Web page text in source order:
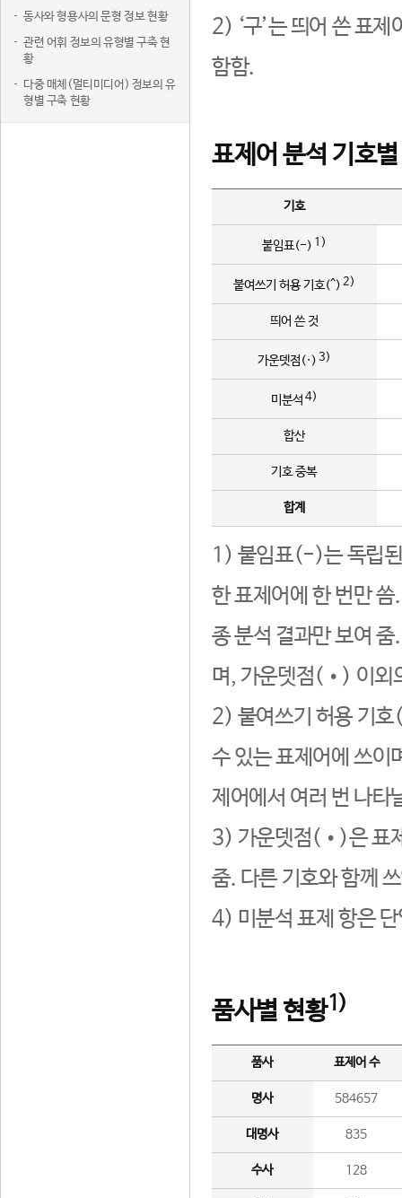
동사와 형용사의 문형 정보 현황
관련 어휘 정보의 유형별 구축 현
황
다중 매체(멀티미디어) 정보의 유
형별 구축 현황
2) ‘구’는 띄어 쓴 표
함함.
표제어 분석 기호
기호
붙임표(-) 1)
붙여쓰기 허용 기호(^) 2)
띄어 쓴 것
가운뎃점(·) 3)
미분석 4)
합산
기호 중복
합계
1) 붙임표(-)는 독립된
한 표제어에 한 번만
종 분석 결과만 보여
며, 가운뎃점(•) 이외
2) 붙여쓰기 허용 기호
수 있는 표제어에 쓰이
제어에서 여러 번 나타
3) 가운뎃점(•)은 표
줌. 다른 기호와 함께
4) 미분석 표제 항은
품사별 현황1)
품사 표제어 수
명사 584657
대명사 835
수사 128